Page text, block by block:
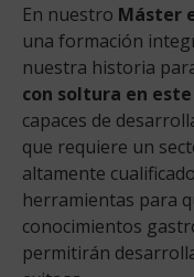
En nuestro Máster
una formación
nuestra historia
con soltura en
capaces de
que requiere un
altamente
herramientas para
conocimientos
permitirán